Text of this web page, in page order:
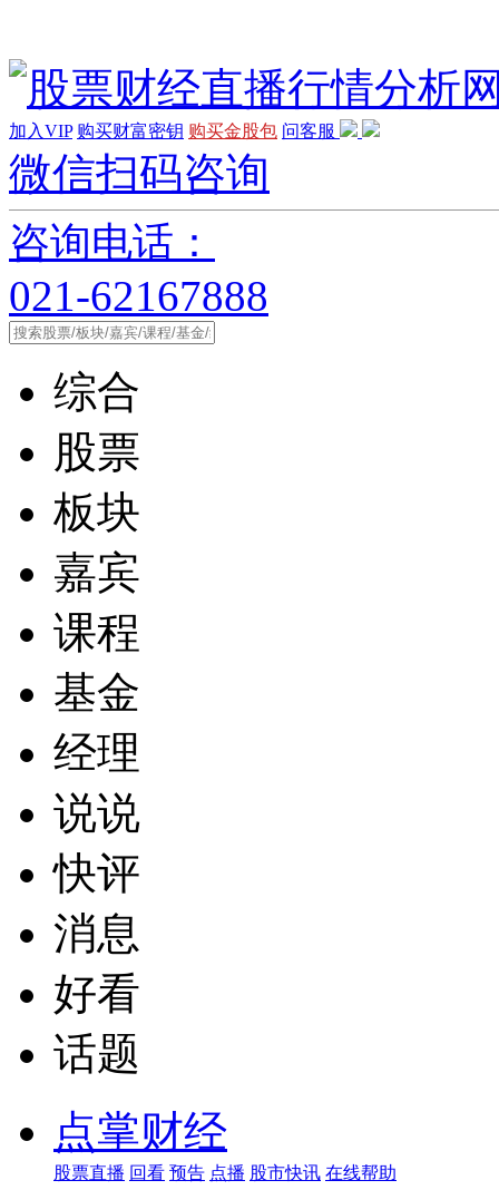
加入VIP 购买财富密钥 购买金股包 问客服
微信扫码咨询
咨询电话：
021-62167888
综合
股票
板块
嘉宾
课程
基金
经理
说说
快评
消息
好看
话题
点掌财经
股票直播 回看 预告 点播 股市快讯 在线帮助